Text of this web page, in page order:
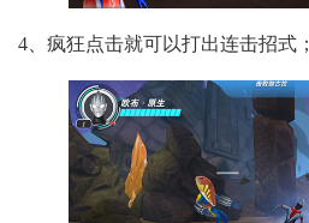
4、疯狂点击就可以打出连击招式；